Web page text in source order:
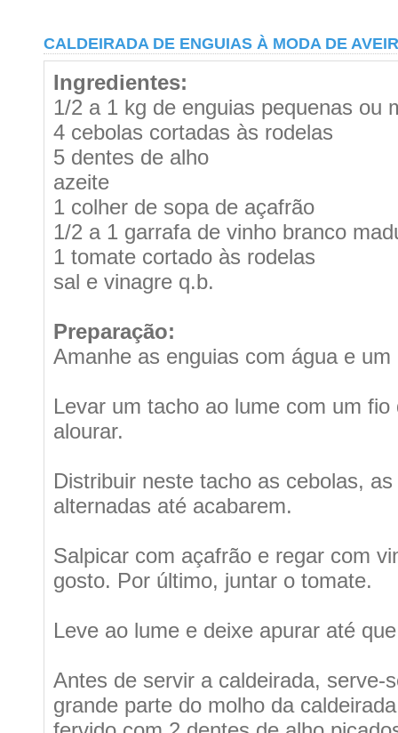
CALDEIRADA DE ENGUIAS À MODA DE
Ingredientes:
1/2 a 1 kg de enguias pequenas ou
4 cebolas cortadas às rodelas
5 dentes de alho
azeite
1 colher de sopa de açafrão
1/2 a 1 garrafa de vinho branco
1 tomate cortado às rodelas
sal e vinagre q.b.
Preparação:
Amanhe as enguias com água e
Levar um tacho ao lume com um
alourar.
Distribuir neste tacho as cebolas,
alternadas até acabarem.
Salpicar com açafrão e regar com
gosto. Por último, juntar o tomate.
Leve ao lume e deixe apurar até
Antes de servir a caldeirada, serve-
grande parte do molho da